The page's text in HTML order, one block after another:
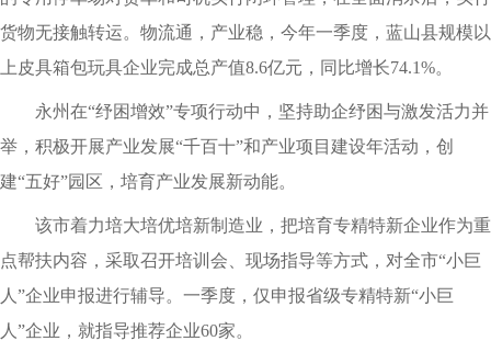
货物无接触转运。物流通，产业稳，今年一季度，蓝山县规模以
上皮具箱包玩具企业完成总产值8.6亿元，同比增长74.1%。
永州在“纾困增效”专项行动中，坚持助企纾困与激发活力并
举，积极开展产业发展“千百十”和产业项目建设年活动，创
建“五好”园区，培育产业发展新动能。
该市着力培大培优培新制造业，把培育专精特新企业作为重
点帮扶内容，采取召开培训会、现场指导等方式，对全市“小巨
人”企业申报进行辅导。一季度，仅申报省级专精特新“小巨
人”企业，就指导推荐企业60家。